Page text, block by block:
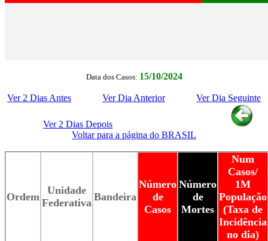
Data dos Casos: 15/10/2024
Ver 2 Dias Antes Ver Dia Anterior Ver Dia Seguinte
Ver 2 Dias Depois
Voltar para a página do BRASIL
Ordem
Unidade
Federativa Bandeira
Número
de
Casos
Número
de
Mortes
Num
Casos/
1M
População
(Taxa de
Incidência
no dia)